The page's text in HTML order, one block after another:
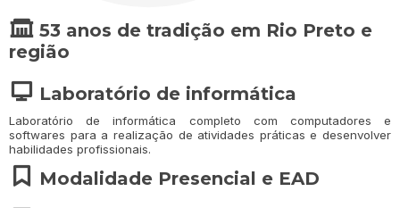
53 anos de tradição em Rio Preto e
região
Laboratório de informática
Laboratório de informática completo com computadores e
softwares para a realização de atividades práticas e desenvolver
habilidades profissionais.
Modalidade Presencial e EAD